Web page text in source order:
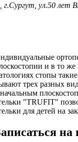
г.Сургут, ул.50 лет
и в то
стопы
трех разных
"TRUFIT"
для детей на
на